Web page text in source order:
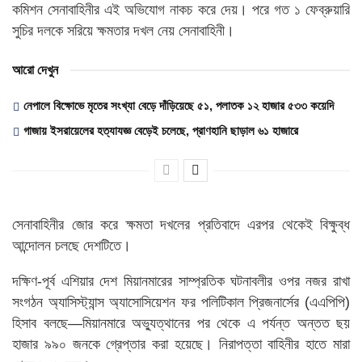
কমিশন সেনাবাহিনীর এই অভিযোগ নাকচ করে দেয়। পরে গত ১ ফেব্রুয়ারি
সুচির দলকে সরিয়ে ক্ষমতার দখল নেয় সেনাবাহিনী।
আরো দেখুন
নেপালে বিক্ষোভে মৃতের সংখ্যা বেড়ে দাঁড়িয়েছে ৫১, পলাতক ১২ হাজার ৫৩৩ কয়েদি
গাজায় ইসরায়েলের হত্যাযজ্ঞ বেড়েই চলেছে, প্রাণহানি ছাড়াল ৬১ হাজারে
সেনাবাহিনীর জোর করে ক্ষমতা দখলের প্রতিবাদে এরপর থেকেই বিক্ষুব্ধ
আন্দোলন চলছে দেশটিতে।
দক্ষিণ-পূর্ব এশিয়ার দেশ মিয়ানমারের সাম্প্রতিক ঘটনাবলীর ওপর নজর রাখা
সংগঠন অ্যাসিস্ট্যান্স অ্যাসোসিয়েশন ফর পলিটিকাল প্রিজনার্সের (এএপিপি)
হিসাব বলছে—মিয়ানমারে অভ্যুত্থানের পর থেকে এ পর্যন্ত অন্তত ছয়
হাজার ৯৯০ জনকে গ্রেপ্তার করা হয়েছে। নিরাপত্তা বাহিনীর হাতে মারা